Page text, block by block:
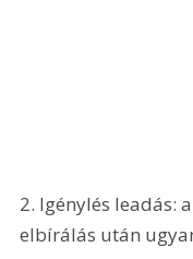
2. Igénylés leadás:
elbírálás után